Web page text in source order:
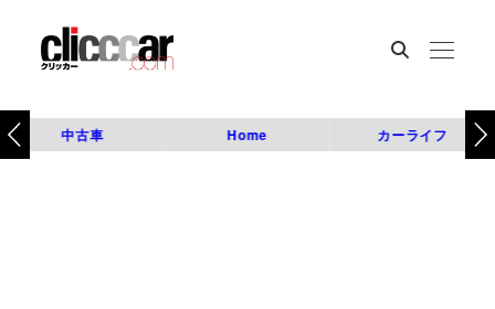
中古車 Home カーライフ